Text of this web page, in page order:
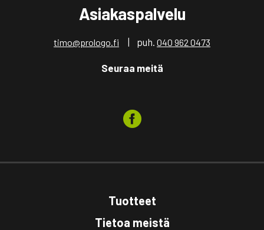
Asiakaspalvelu
timo@prologo.fi | puh. 040 962 0473
Seuraa meitä
Tuotteet
Tietoa meistä